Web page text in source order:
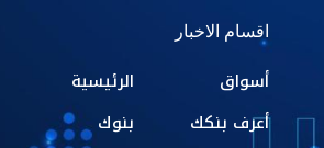
اقسام الاخبار
أسواق
أعرف بنكك
الرئيسية
بنوك